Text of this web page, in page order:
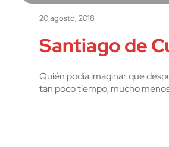
20 agosto, 2018
Santiago de
Quién podía imaginar que
tan poco tiempo, mucho